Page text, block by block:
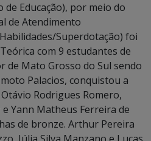
de Educação), por meio do
de Atendimento
Superdotação) foi
com 9 estudantes de
de Mato Grosso do Sul sendo
Palacios, conquistou a
Rodrigues Romero,
Yann Matheus Ferreira de
de bronze. Arthur Pereira